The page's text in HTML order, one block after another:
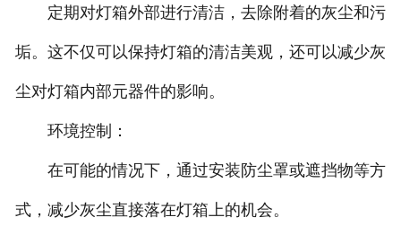
定期对灯箱外部进行清洁，去除附着的灰尘和污
垢。这不仅可以保持灯箱的清洁美观，还可以减少灰
尘对灯箱内部元器件的影响。
环境控制：
在可能的情况下，通过安装防尘罩或遮挡物等方
式，减少灰尘直接落在灯箱上的机会。